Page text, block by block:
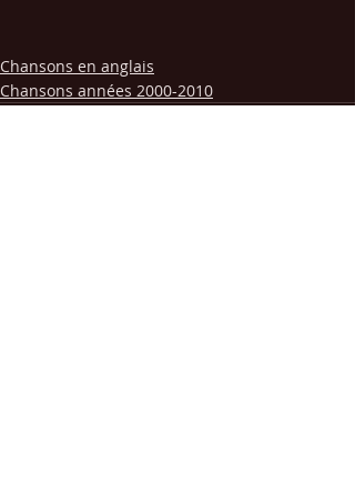
Chansons en anglais
Chansons années 2000-2010